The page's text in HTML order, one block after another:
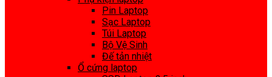
Pin Laptop
Sạc Laptop
Túi Laptop
Bộ Vệ Sinh
Đế tản nhiệt
Ổ cứng laptop